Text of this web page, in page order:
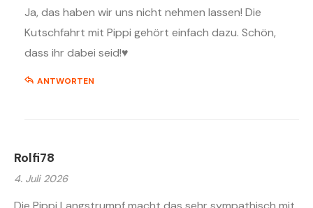
Ja, das haben wir uns nicht nehmen lassen! Die
Kutschfahrt mit Pippi gehört einfach dazu. Schön,
dass ihr dabei seid!♥️
ANTWORTEN
Rolfi78
4. Juli 2026